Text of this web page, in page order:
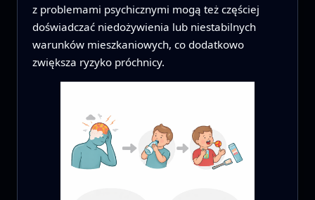
z problemami psychicznymi mogą też częściej
doświadczać niedożywienia lub niestabilnych
warunków mieszkaniowych, co dodatkowo
zwiększa ryzyko próchnicy.